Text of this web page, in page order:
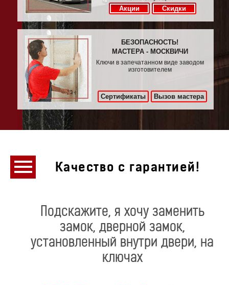
Акции Скидки
БЕЗОПАСНОСТЬ!
МАСТЕРА - МОСКВИЧИ
Ключи в запечатанном виде заводом
изготовителем
Сертификаты Вызов мастера
Качество с гарантией!
Подскажите, я хочу заменить
замок, дверной замок,
установленный внутри двери, на
ключах